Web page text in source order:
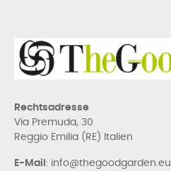
Rechtsadresse
Via Premuda, 30
Reggio Emilia (RE) Italien
E-Mail : info@thegoodgarden.eu